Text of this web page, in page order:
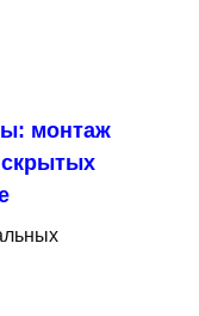
монтаж
скрытых